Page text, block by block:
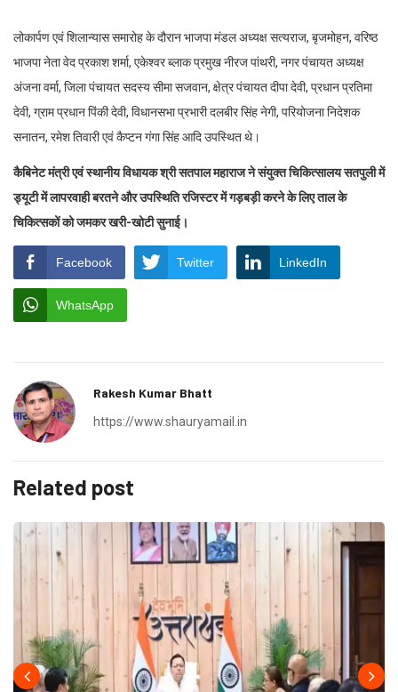
लोकार्पण एवं शिलान्यास समारोह के दौरान भाजपा मंडल अध्यक्ष सत्यराज, बृजमोहन, वरिष्ठ
भाजपा नेता वेद प्रकाश शर्मा, एकेश्वर ब्लाक प्रमुख नीरज पांथरी, नगर पंचायत अध्यक्ष
अंजना वर्मा, जिला पंचायत सदस्य सीमा सजवान, क्षेत्र पंचायत दीपा देवी, प्रधान प्रतिमा
देवी, ग्राम प्रधान पिंकी देवी, विधानसभा प्रभारी दलबीर सिंह नेगी, परियोजना निदेशक
सनातन, रमेश तिवारी एवं कैप्टन गंगा सिंह आदि उपस्थित थे।
कैबिनेट मंत्री एवं स्थानीय विधायक श्री सतपाल महाराज ने संयुक्त चिकित्सालय सतपुली में
ड्यूटी में लापरवाही बरतने और उपस्थिति रजिस्टर में गड़बड़ी करने के लिए ताल के
चिकित्सकों को जमकर खरी-खोटी सुनाई।
Facebook Twitter LinkedIn
WhatsApp
Rakesh Kumar Bhatt
https://www.shauryamail.in
Related post